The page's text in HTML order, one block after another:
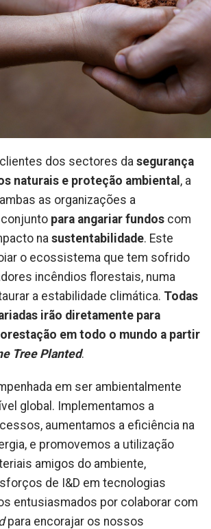
dos sectores da segurança
naturais e proteção ambiental , a
as organizações a
para angariar fundos com
na sustentabilidade. Este
o ecossistema que tem sofrido
incêndios florestais, numa
a estabilidade climática. Todas
irão diretamente para
em todo o mundo a partir
Tree Planted.
em ser ambientalmente
global. Implementamos a
aumentamos a eficiência na
e promovemos a utilização
amigos do ambiente,
de I&D em tecnologias
entusiasmados por colaborar com
para encorajar os nossos